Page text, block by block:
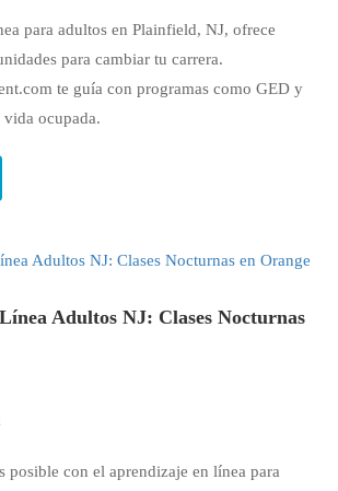
para adultos en Plainfield, NJ, ofrece
para cambiar tu carrera.
te guía con programas como GED y
vida ocupada.
Adultos NJ: Clases Nocturnas
posible con el aprendizaje en línea para